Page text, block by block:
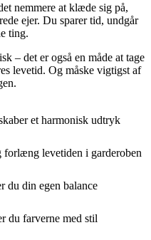
nemmere at klæde sig på,
ejer. Du sparer tid, undgår
ting.
– det er også en måde at tage
levetid. Og måske vigtigst af
et harmonisk udtryk
levetiden i garderoben
du din egen balance
du farverne med stil